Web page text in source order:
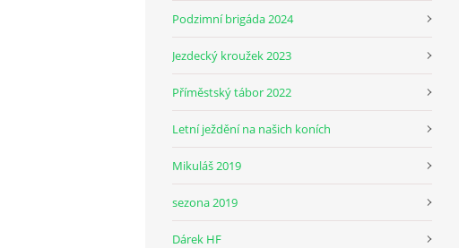
Podzimní brigáda 2024
Jezdecký kroužek 2023
Příměstský tábor 2022
Letní ježdění na našich koních
Mikuláš 2019
sezona 2019
Dárek HF